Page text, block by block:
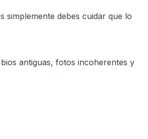
simplemente debes cuidar que lo
antiguas, fotos incoherentes y